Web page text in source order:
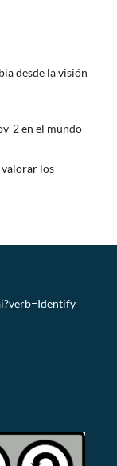
desde la visión
2 en el mundo
valorar los